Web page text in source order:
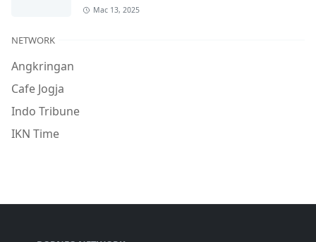
Mac 13, 2025
NETWORK
Angkringan
Cafe Jogja
Indo Tribune
IKN Time